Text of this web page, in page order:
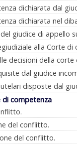
dichiarata dal
dichiarata nel
giudice di appello
alla Corte
decisioni della corte
dal giudice
disposte dal
di competenza
del conflitto.
del conflitto.